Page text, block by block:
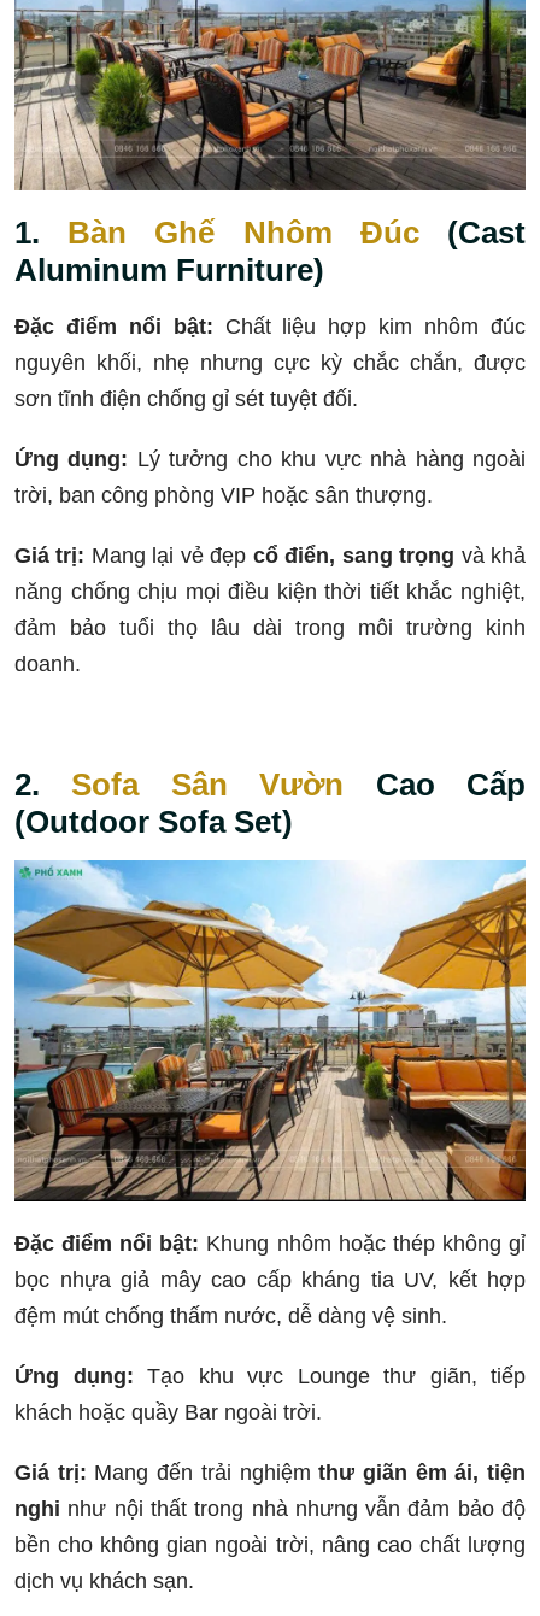
1. Bàn Ghế Nhôm Đúc(Cast
Aluminum Furniture)
Đặc điểm nổi bật: Chất liệu hợp kim nhôm đúc
nguyên khối, nhẹ nhưng cực kỳ chắc chắn, được
sơn tĩnh điện chống gỉ sét tuyệt đối.
Ứng dụng: Lý tưởng cho khu vực nhà hàng ngoài
trời, ban công phòng VIP hoặc sân thượng.
Giá trị: Mang lại vẻ đẹp cổ điển, sang trọng và khả
năng chống chịu mọi điều kiện thời tiết khắc nghiệt,
đảm bảo tuổi thọ lâu dài trong môi trường kinh
doanh.
2. Sofa Sân Vườn Cao Cấp
(Outdoor Sofa Set)
Đặc điểm nổi bật: Khung nhôm hoặc thép không gỉ
bọc nhựa giả mây cao cấp kháng tia UV, kết hợp
đệm mút chống thấm nước, dễ dàng vệ sinh.
Ứng dụng: Tạo khu vực Lounge thư giãn, tiếp
khách hoặc quầy Bar ngoài trời.
Giá trị: Mang đến trải nghiệmthư giãn êm ái, tiện
nghi như nội thất trong nhà nhưng vẫn đảm bảo độ
bền cho không gian ngoài trời, nâng cao chất lượng
dịch vụ khách sạn.